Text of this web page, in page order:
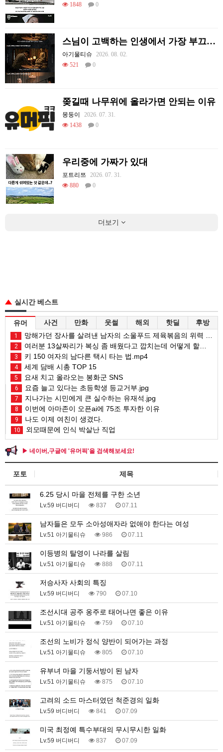
1848
0
스님이 고백하는 인생에서 가장 부끄러웠던 순간
아기물티슈
2026. 08. 02.
521
0
쫒길때 나무위에 올라가면 안되는 이유
몽둥이
2026. 07. 31.
1438
0
우리중에 가짜가 있대
포트리쯔
2026. 07. 31.
880
0
더보기
실시간 베스트
유머 사건 만화 웃썰 해외 핫딜 후방
1 망해가던 장사를 살려낸 남자의 소울푸드 제육볶음의 위력 ㅋㅋ
2 여러분 13살짜리가 복싱 좀 배웠다고 깝치는데 어떻게 할까요?
3 키 150 여자의 남다른 택시 타는 법.mp4
4 세계 담배 시총 TOP 15
5 요새 치고 올라오는 봉화군 SNS
6 요즘 늘고 있다는 초등학생 등교거부.jpg
7 지나가는 시민에게 큰 실수하는 유재석.jpg
8 이번에 아마존이 오픈ai에 75조 투자한 이유
9 나도 이제 여친이 생겼다.
10 외모때문에 인식 박살난 직업
▶ 네이버,구글에 '유머픽'을 검색해보세요!
포토 제목
6.25 당시 마을 전체를 구한 소년
Lv.59 버디버디 837 07.11
남자들은 모두 소아성애자라 없애야 한다는 여성
Lv.51 아기물티슈 986 07.11
이등병의 탈영이 나라를 살림
Lv.51 아기물티슈 888 07.11
저승사자 사회의 특징
Lv.59 버디버디 790 07.10
조선시대 공주 옹주로 태어나면 좋은 이유
Lv.51 아기물티슈 759 07.10
조선의 노비가 정식 양반이 되어가는 과정
Lv.51 아기물티슈 805 07.10
유부녀 마을 기둥서방이 된 남자
Lv.51 아기물티슈 875 07.10
고려의 소드 마스터였던 척준경의 일화
Lv.59 버디버디 841 07.09
미국 최정예 특수부대의 무시무시한 일화
Lv.59 버디버디 837 07.09